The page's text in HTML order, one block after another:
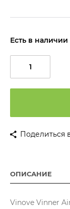
Есть в наличии
Поделиться
ОПИСАНИЕ
Vinove Vinner